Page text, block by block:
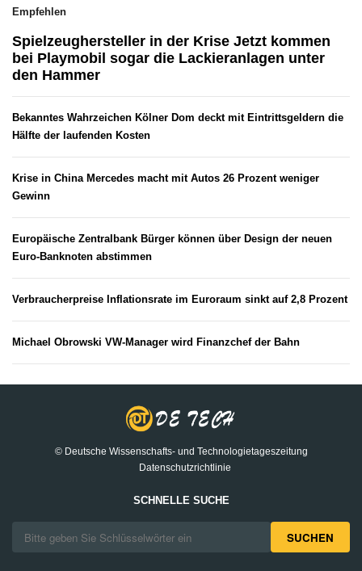
Empfehlen
Spielzeughersteller in der Krise Jetzt kommen
bei Playmobil sogar die Lackieranlagen unter
den Hammer
Bekanntes Wahrzeichen Kölner Dom deckt mit Eintrittsgeldern die
Hälfte der laufenden Kosten
Krise in China Mercedes macht mit Autos 26 Prozent weniger
Gewinn
Europäische Zentralbank Bürger können über Design der neuen
Euro-Banknoten abstimmen
Verbraucherpreise Inflationsrate im Euroraum sinkt auf 2,8 Prozent
Michael Obrowski VW-Manager wird Finanzchef der Bahn
© Deutsche Wissenschafts- und Technologietageszeitung
Datenschutzrichtlinie
SCHNELLE SUCHE
SUCHEN